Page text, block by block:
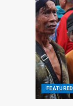
FEATURED